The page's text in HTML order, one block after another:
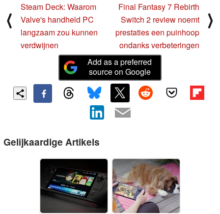
⟨
Steam Deck: Waarom
Valve's handheld PC
langzaam zou kunnen
verdwijnen
Final Fantasy 7 Rebirth
Switch 2 review noemt
prestaties een puinhoop
ondanks verbeteringen
⟩
Add as a preferred
source on Google
Gelijkaardige Artikels